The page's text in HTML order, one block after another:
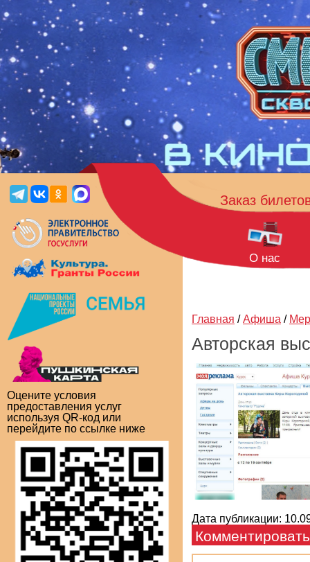
Оцените условия
предоставления услуг
используя QR-код или
перейдите по ссылке ниже
Заказ
О нас
Главная / Афиша /
Авторская
Дата публикации:
Комментировать